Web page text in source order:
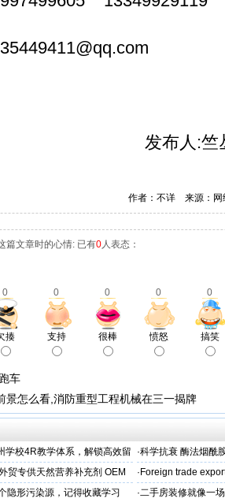
人:竺丛
作者：不详 来源：
篇文章时的心情: 已有0人表态：
0 0 0 0 0
揍 支持 很棒 愤怒 搞笑
车
景怎么看,消防重型工程机械在三一揭牌
学校4R教学体系，解锁高效留
·科学抗衰 酶法烟酰
M/ODM定制
贸专供天然营养补充剂 OEM
· Foreign trade
隐形污染源，记得收藏学习 ·二手房装修就像一